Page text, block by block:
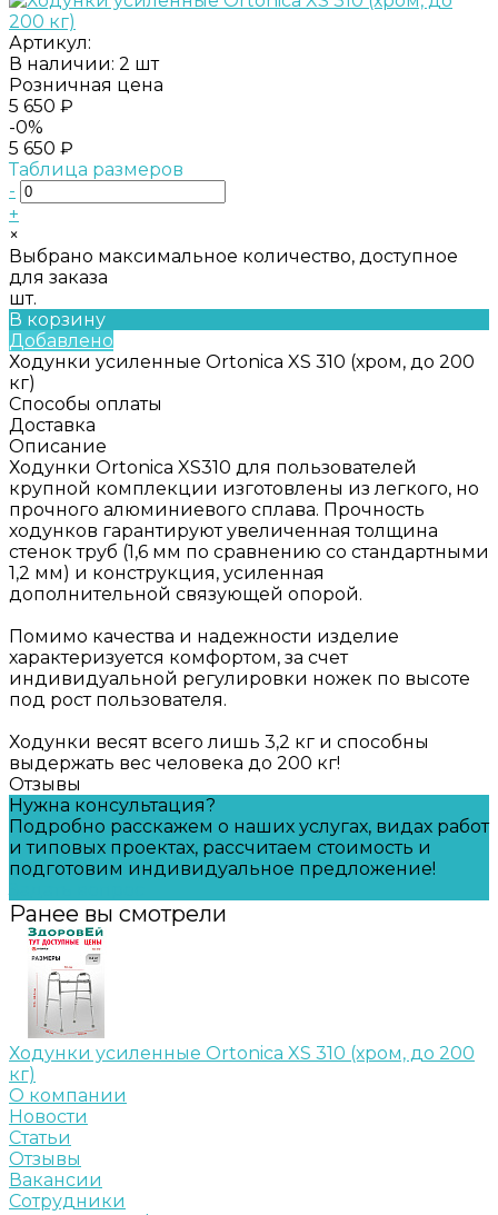
Артикул:
В наличии: 2 шт
Розничная цена
5 650 ₽
-0%
5 650 ₽
Таблица размеров
-
+
×
Выбрано максимальное количество, доступное
для заказа
шт.
В корзину
Добавлено
Ходунки усиленные Ortonica XS 310 (хром, до 200
кг)
Способы оплаты
Доставка
Описание
Ходунки Ortonica XS310 для пользователей
крупной комплекции изготовлены из легкого, но
прочного алюминиевого сплава. Прочность
ходунков гарантируют увеличенная толщина
стенок труб (1,6 мм по сравнению со стандартными
1,2 мм) и конструкция, усиленная
дополнительной связующей опорой.
Помимо качества и надежности изделие
характеризуется комфортом, за счет
индивидуальной регулировки ножек по высоте
под рост пользователя.
Ходунки весят всего лишь 3,2 кг и способны
выдержать вес человека до 200 кг!
Отзывы
Нужна консультация?
Подробно расскажем о наших услугах, видах работ
и типовых проектах, рассчитаем стоимость и
подготовим индивидуальное предложение!
Ранее вы смотрели
Ходунки усиленные Ortonica XS 310 (хром, до 200
кг)
О компании
Новости
Статьи
Отзывы
Вакансии
Сотрудники